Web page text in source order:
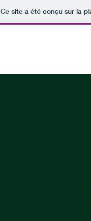
Ce site a été conçu sur la